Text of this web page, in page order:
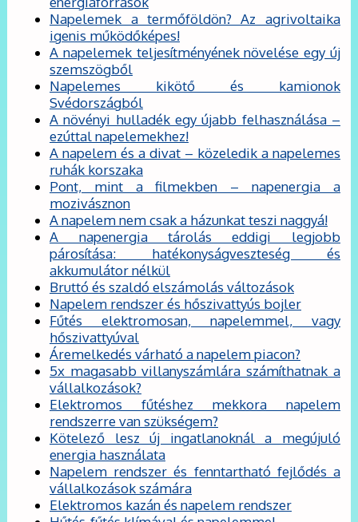
Napelemek a termőföldön? Az agrivoltaika
igenis működőképes!
A napelemek teljesítményének növelése egy új
szemszögből
Napelemes kikötő és kamionok
Svédországból
A növényi hulladék egy újabb felhasználása –
ezúttal napelemekhez!
A napelem és a divat – közeledik a napelemes
ruhák korszaka
Pont, mint a filmekben – napenergia a
mozivásznon
A napelem nem csak a házunkat teszi naggyá!
A napenergia tárolás eddigi legjobb
párosítása: hatékonyságveszteség és
akkumulátor nélkül
Bruttó és szaldó elszámolás változások
Napelem rendszer és hőszivattyús bojler
Fűtés elektromosan, napelemmel, vagy
hőszivattyúval
Áremelkedés várható a napelem piacon?
5x magasabb villanyszámlára számíthatnak a
vállalkozások?
Elektromos fűtéshez mekkora napelem
rendszerre van szükségem?
Kötelező lesz új ingatlanoknál a megújuló
energia használata
Napelem rendszer és fenntartható fejlődés a
vállalkozások számára
Elektromos kazán és napelem rendszer